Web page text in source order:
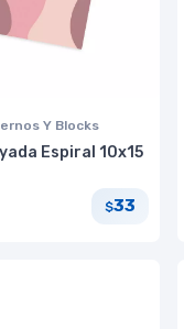
Y Blocks
Espiral 10x15
$33